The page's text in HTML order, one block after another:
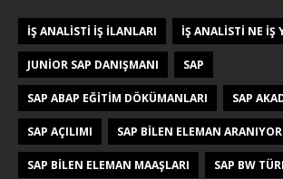
IŞ ANALISTI IŞ ILANLARI IŞ ANALISTI NE IŞ
JUNIOR SAP DANIŞMANI SAP
SAP ABAP EĞITIM DÖKÜMANLARI SAP
SAP AÇILIMI SAP BILEN ELEMAN ARANIYOR
SAP BILEN ELEMAN MAAŞLARI SAP BW